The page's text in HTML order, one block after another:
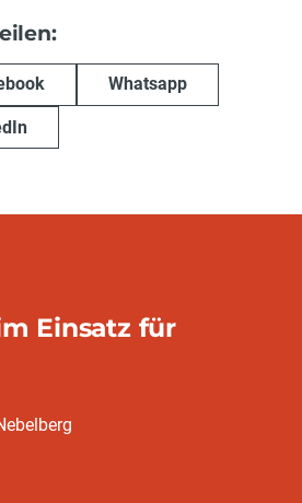
Whatsapp
Einsatz für